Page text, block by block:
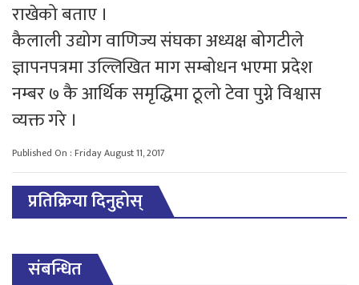
राखेको बताए ।
कैलाली उद्योग वाणिज्य संघका अध्यक्ष बोगटीले
ज्ञापनपत्रमा उल्लिखित माग सम्बोधन भएमा प्रदेश
नम्बर ७ कै आर्थिक समृद्धिमा ठूलो टेवा पुग्ने विश्वास
व्यक्त गरे ।
Published On : Friday August 11, 2017
प्रतिक्रिया दिनुहोस्
संबन्धित